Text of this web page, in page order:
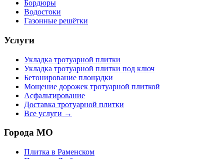
Бордюры
Водостоки
Газонные решётки
Услуги
Укладка тротуарной плитки
Укладка тротуарной плитки под ключ
Бетонирование площадки
Мощение дорожек тротуарной плиткой
Асфальтирование
Доставка тротуарной плитки
Все услуги →
Города МО
Плитка в Раменском